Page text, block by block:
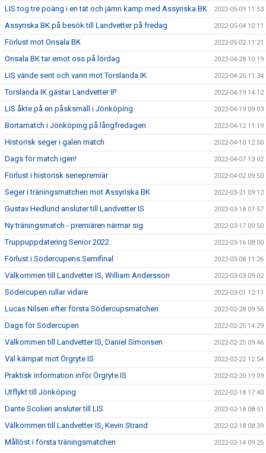
LIS tog tre poäng i en tät och jämn kamp med Assyriska BK 2022-05-09 11:53
Assyriska BK på besök till Landvetter på fredag 2022-05-04 10:11
Förlust mot Onsala BK 2022-05-02 11:21
Onsala BK tar emot oss på lördag 2022-04-28 10:19
LIS vände sent och vann mot Torslanda IK 2022-04-25 11:34
Torslanda IK gästar Landvetter IP 2022-04-19 14:12
LIS åkte på en påsksmäll i Jönköping 2022-04-19 09:03
Bortamatch i Jönköping på långfredagen 2022-04-12 11:19
Historisk seger i galen match 2022-04-10 12:50
Dags för match igen! 2022-04-07 13:02
Förlust i historisk seriepremiär 2022-04-02 09:50
Seger i träningsmatchen mot Assyriska BK 2022-03-21 09:12
Gustav Hedlund ansluter till Landvetter IS 2022-03-18 07:57
Ny träningsmatch - premiären närmar sig 2022-03-17 09:50
Truppuppdatering Senior 2022 2022-03-16 08:00
Förlust i Södercupens Semifinal 2022-03-08 11:26
Välkommen till Landvetter IS, William Andersson 2022-03-03 09:02
Södercupen rullar vidare 2022-03-01 12:11
Lucas Nilsen efter första Södercupsmatchen 2022-02-28 09:56
Dags för Södercupen 2022-02-25 14:29
Välkommen till Landvetter IS, Daniel Simonsen 2022-02-25 09:46
Väl kämpat mot Örgryte IS 2022-02-22 12:54
Praktisk information inför Örgryte IS 2022-02-20 19:09
Utflykt till Jönköping 2022-02-18 17:40
Dante Scolieri ansluter till LIS 2022-02-18 08:51
Välkommen till Landvetter IS, Kevin Strand 2022-02-18 08:39
Mållöst i första träningsmatchen 2022-02-14 09:25